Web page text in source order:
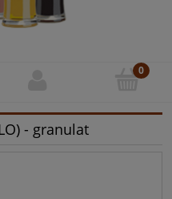
- granulat